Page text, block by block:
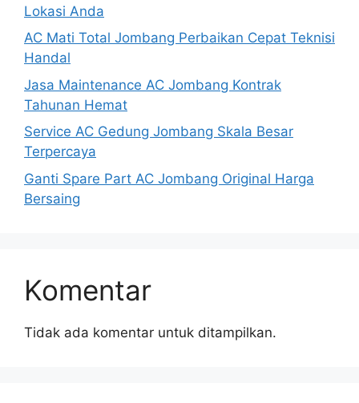
Lokasi Anda
AC Mati Total Jombang Perbaikan Cepat Teknisi
Handal
Jasa Maintenance AC Jombang Kontrak
Tahunan Hemat
Service AC Gedung Jombang Skala Besar
Terpercaya
Ganti Spare Part AC Jombang Original Harga
Bersaing
Komentar
Tidak ada komentar untuk ditampilkan.